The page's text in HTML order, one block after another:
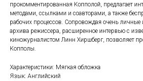
прокомментированная Копполой, предлагает
методами, ссылками и соавторами, а также
рабочих процессов. Сопровождая очень личные
архива режиссера, расширенное интервью с
киножурналистом Линн Хиршберг, позволяет
Копполы.
Характеристики: Мягкая обложка
Язык: Английский